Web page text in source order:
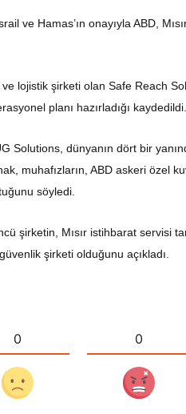
ve Hamas’ın onayıyla ABD,
lojistik şirketi olan Safe Reach
planı hazırladığı kaydedildi.
Solutions, dünyanın dört bir
muhafızların, ABD askeri özel
söyledi.
şirketin, Mısır istihbarat servisi
şirketi olduğunu açıkladı.
0 0